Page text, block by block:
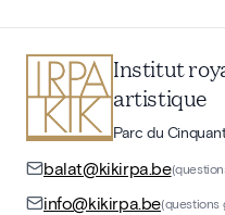
Institut
artistique
Parc du
balat@kikirpa.be
info@kikirpa.be(questions